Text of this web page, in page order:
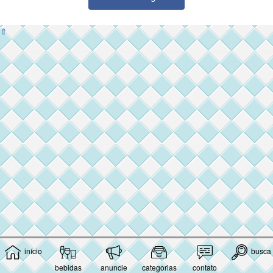
início
bebidas
anuncie categorias contato
busca
⇑